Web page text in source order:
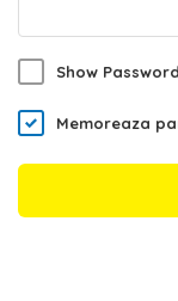
Show Password
Memoreaza